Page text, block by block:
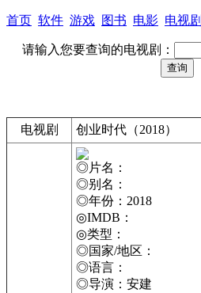
首页 软件 游戏 图书 电影 电视剧
请输入您要查询的电视剧：
电视剧 创业时代（2018）
◎片名：
◎别名：
◎年份：2018
◎IMDB：
◎类型：
◎国家/地区：
◎语言：
◎导演：安建